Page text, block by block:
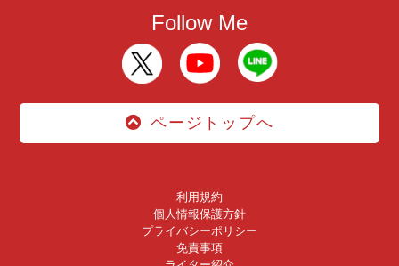
Follow Me
ページトップへ
利用規約
個人情報保護方針
プライバシーポリシー
免責事項